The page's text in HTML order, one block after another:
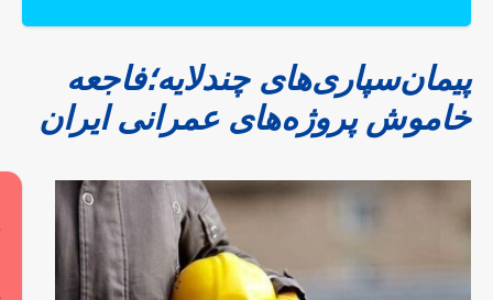
پیمان‌سپاری‌های چندلایه؛فاجعه
خاموش پروژه‌های عمرانی ایران